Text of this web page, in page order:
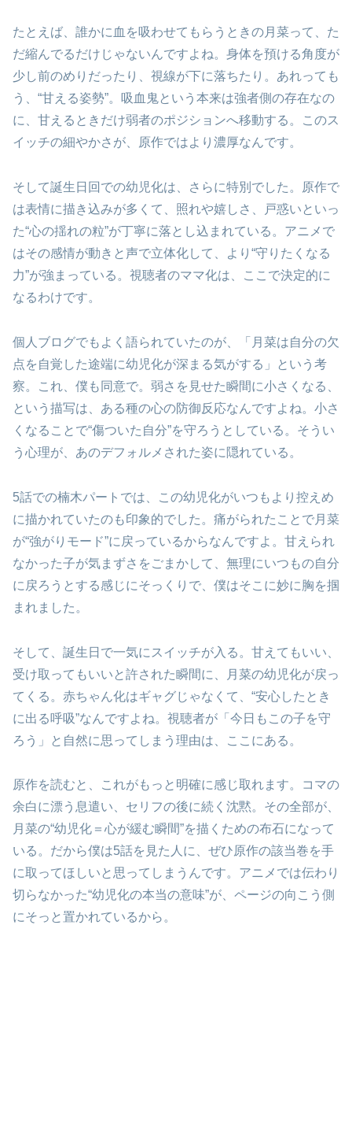
たとえば、誰かに血を吸わせてもらうときの月菜って、た
だ縮んでるだけじゃないんですよね。身体を預ける角度が
少し前のめりだったり、視線が下に落ちたり。あれっても
う、“甘える姿勢”。吸血鬼という本来は強者側の存在なの
に、甘えるときだけ弱者のポジションへ移動する。このス
イッチの細やかさが、原作ではより濃厚なんです。
そして誕生日回での幼児化は、さらに特別でした。原作で
は表情に描き込みが多くて、照れや嬉しさ、戸惑いといっ
た“心の揺れの粒”が丁寧に落とし込まれている。アニメで
はその感情が動きと声で立体化して、より“守りたくなる
力”が強まっている。視聴者のママ化は、ここで決定的に
なるわけです。
個人ブログでもよく語られていたのが、「月菜は自分の欠
点を自覚した途端に幼児化が深まる気がする」という考
察。これ、僕も同意で。弱さを見せた瞬間に小さくなる、
という描写は、ある種の心の防御反応なんですよね。小さ
くなることで“傷ついた自分”を守ろうとしている。そうい
う心理が、あのデフォルメされた姿に隠れている。
5話での楠木パートでは、この幼児化がいつもより控えめ
に描かれていたのも印象的でした。痛がられたことで月菜
が“強がりモード”に戻っているからなんですよ。甘えられ
なかった子が気まずさをごまかして、無理にいつもの自分
に戻ろうとする感じにそっくりで、僕はそこに妙に胸を掴
まれました。
そして、誕生日で一気にスイッチが入る。甘えてもいい、
受け取ってもいいと許された瞬間に、月菜の幼児化が戻っ
てくる。赤ちゃん化はギャグじゃなくて、“安心したとき
に出る呼吸”なんですよね。視聴者が「今日もこの子を守
ろう」と自然に思ってしまう理由は、ここにある。
原作を読むと、これがもっと明確に感じ取れます。コマの
余白に漂う息遣い、セリフの後に続く沈黙。その全部が、
月菜の“幼児化＝心が緩む瞬間”を描くための布石になって
いる。だから僕は5話を見た人に、ぜひ原作の該当巻を手
に取ってほしいと思ってしまうんです。アニメでは伝わり
切らなかった“幼児化の本当の意味”が、ページの向こう側
にそっと置かれているから。